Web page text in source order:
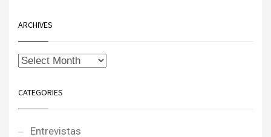
ARCHIVES
CATEGORIES
Entrevistas